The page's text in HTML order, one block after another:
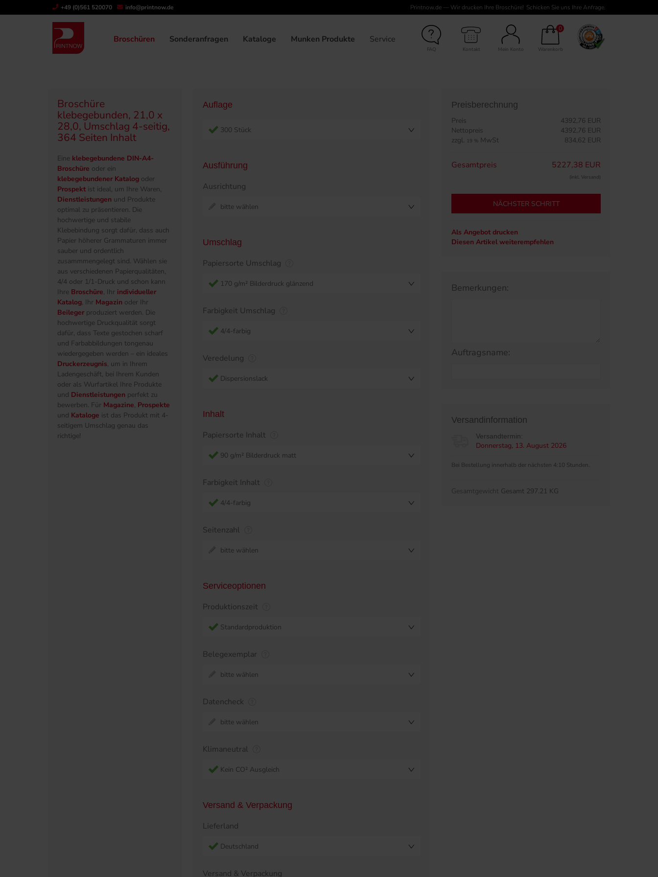
+49 (0)561 520070 info@printnow.de Printnow.de — Wir drucken Ihre Broschüre! Schicken Sie uns Ihre Anfrage.
Broschüren Sonderanfragen Kataloge Munken Produkte Service
FAQ Kontakt Mein Konto
0
Warenkorb
Produktübersicht Broschüren Klebegebunden 210 x 280 Broschüre klebegebunden, 21,0 x 28,0, Umschlag 4-seitig, 364 Seiten Inhalt
Broschüre
klebegebunden, 21,0 x
28,0, Umschlag 4-seitig,
364 Seiten Inhalt
Eine klebegebundene DIN-A4-
Broschüre oder ein
klebegebundener Katalog oder
Prospekt ist ideal, um Ihre Waren,
Dienstleistungen und Produkte
optimal zu präsentieren. Die
hochwertige und stabile
Klebebindung sorgt dafür, dass auch
Papier höherer Grammaturen immer
sauber und ordentlich
zusammmengelegt sind. Wählen sie
aus verschiedenen Papierqualitäten,
4/4 oder 1/1-Druck und schon kann
Ihre Broschüre, Ihr individueller
Katalog, Ihr Magazin oder Ihr
Beileger produziert werden. Die
hochwertige Druckqualität sorgt
dafür, dass Texte gestochen scharf
und Farbabbildungen tongenau
wiedergegeben werden – ein ideales
Druckerzeugnis, um in Ihrem
Ladengeschäft, bei Ihrem Kunden
oder als Wurfartikel Ihre Produkte
und Dienstleistungen perfekt zu
bewerben. Für Magazine, Prospekte
und Kataloge ist das Produkt mit 4-
seitigem Umschlag genau das
richtige!
Auflage
300 Stück
Ausführung
Ausrichtung
bitte wählen
Umschlag
Papiersorte Umschlag
170 g/m² Bilderdruck glänzend
Farbigkeit Umschlag
4/4-farbig
Veredelung
Dispersionslack
Inhalt
Papiersorte Inhalt
90 g/m² Bilderdruck matt
Farbigkeit Inhalt
4/4-farbig
Seitenzahl
bitte wählen
Serviceoptionen
Produktionszeit
Standardproduktion
Belegexemplar
bitte wählen
Datencheck
bitte wählen
Klimaneutral
Kein CO² Ausgleich
Versand & Verpackung
Lieferland
Deutschland
Versand & Verpackung
Preisberechnung
Preis
4392,76 EUR
Nettopreis
4392,76 EUR
zzgl. 19 % MwSt 834,62 EUR
Gesamtpreis 5227,38 EUR
(inkl. Versand)
NÄCHSTER SCHRITT
Als Angebot drucken
Diesen Artikel weiterempfehlen
Bemerkungen:
Auftragsname:
Versandinformation
Versandtermin:
Donnerstag, 13. August 2026
Bei Bestellung innerhalb der nächsten 4:10 Stunden.
Gesamtgewicht Gesamt 297.21 KG